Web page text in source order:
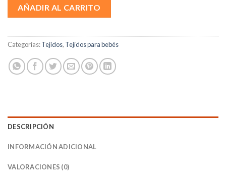
AÑADIR AL CARRITO
Categorías:Tejidos, Tejidos para bebés
DESCRIPCIÓN
INFORMACIÓN ADICIONAL
VALORACIONES (0)